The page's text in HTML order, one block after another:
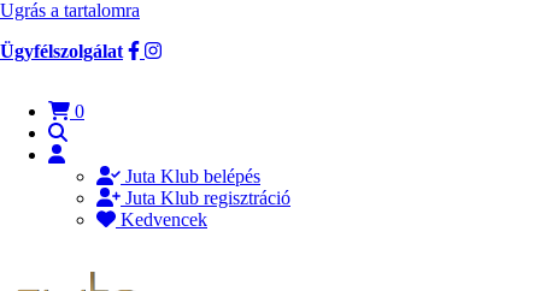
Ugrás a tartalomra
Ügyfélszolgálat
0
Juta Klub belépés
Juta Klub regisztráció
Kedvencek